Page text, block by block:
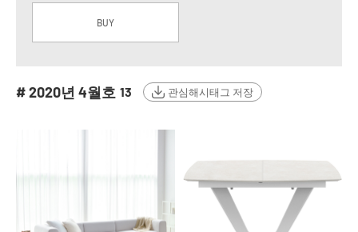
BUY
# 2020년 4월호 13 관심해시태그 저장